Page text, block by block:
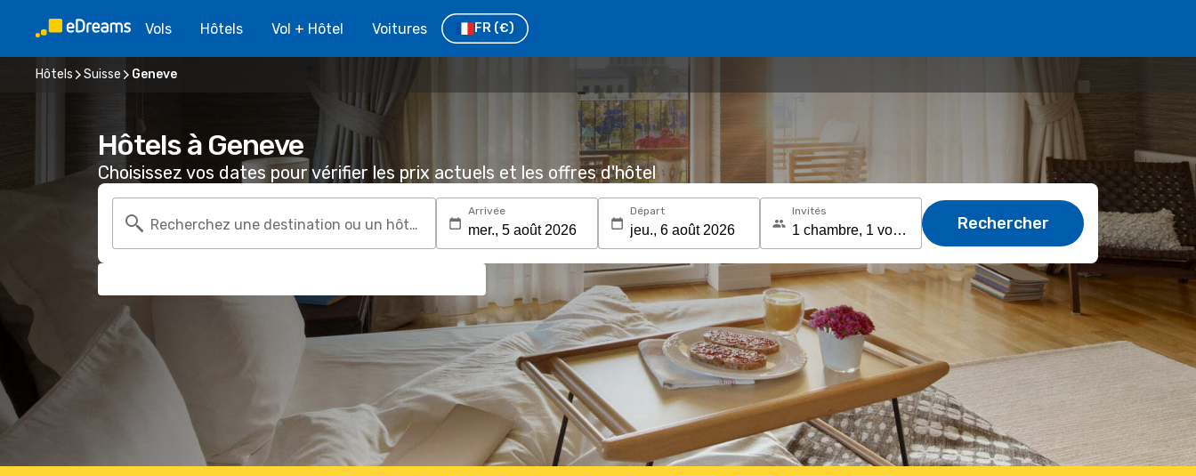
Vols Hôtels Vol + Hôtel Voitures FR (€)
Hôtels Suisse Geneve
Hôtels à Geneve
Choisissez vos dates pour vérifier les prix actuels et les offres d'hôtel
Recherchez une destination ou un hôtel
Arrivée Départ Invités
Rechercher